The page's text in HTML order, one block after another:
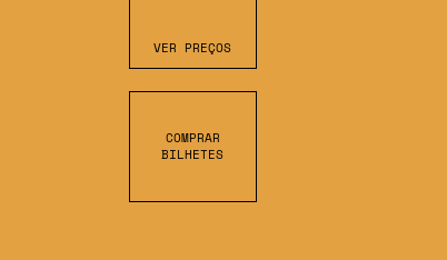
VER PREÇOS
COMPRAR
BILHETES